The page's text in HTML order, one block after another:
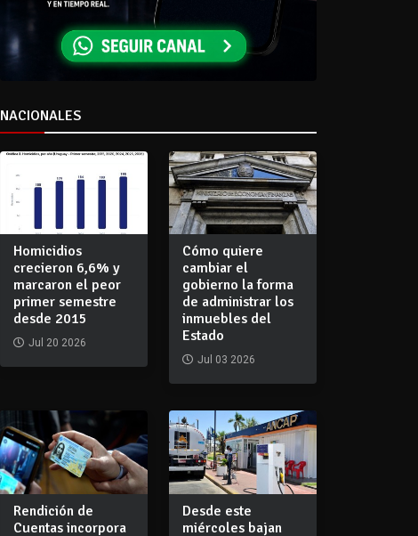
NACIONALES
Homicidios
crecieron 6,6% y
marcaron el peor
primer semestre
desde 2015
Jul 20 2026
Cómo quiere
cambiar el
gobierno la forma
de administrar los
inmuebles del
Estado
Jul 03 2026
Rendición de
Cuentas incorpora
Desde este
miércoles bajan